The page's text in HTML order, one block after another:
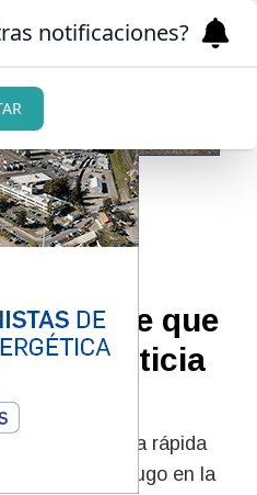
hombre que
la Justicia
a cabo tras una rápida
ubicar al prófugo en la
notificaciones?